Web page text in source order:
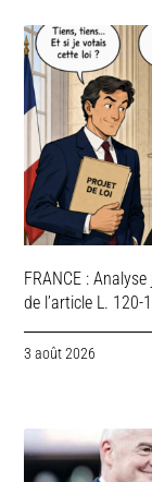
FRANCE :
de l’article L. 120-
3 août 2026